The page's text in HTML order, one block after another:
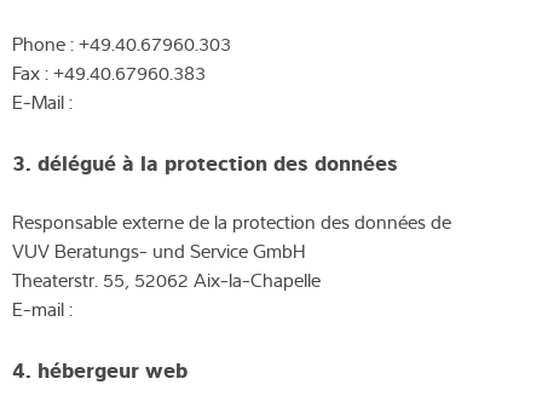
Phone : +49.40.67960.303
Fax : +49.40.67960.383
E-Mail :
3. délégué à la protection des données
Responsable externe de la protection des données de
VUV Beratungs- und Service GmbH
Theaterstr. 55, 52062 Aix-la-Chapelle
E-mail :
4. hébergeur web